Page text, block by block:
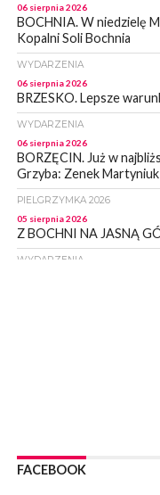
06 sierpnia 2026
BOCHNIA. W niedzielę
Kopalni Soli Bochnia
WYDARZENIA
06 sierpnia 2026
BRZESKO. Lepsze
WYDARZENIA
06 sierpnia 2026
BORZĘCIN. Już w
Grzyba: Zenek
PIELGRZYMKA 2026
05 sierpnia 2026
Z BOCHNI NA JASNĄ
WYDARZENIA
GMINA DRWINIA. 45
ruszą we wrześniu
FACEBOOK